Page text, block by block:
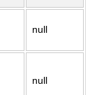
null
null